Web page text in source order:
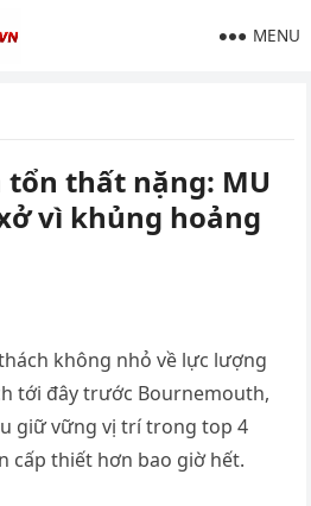
MENU
tổn thất nặng: MU
vì khủng hoảng
không nhỏ về lực lượng
tới đây trước Bournemouth,
giữ vững vị trí trong top 4
cấp thiết hơn bao giờ hết.